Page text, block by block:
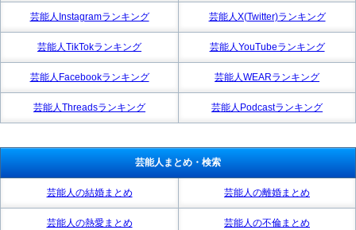
芸能人Instagramランキング 芸能人X(Twitter)ランキング
芸能人TikTokランキング 芸能人YouTubeランキング
芸能人Facebookランキング 芸能人WEARランキング
芸能人Threadsランキング 芸能人Podcastランキング
芸能人まとめ・検索
芸能人の結婚まとめ 芸能人の離婚まとめ
芸能人の熱愛まとめ 芸能人の不倫まとめ